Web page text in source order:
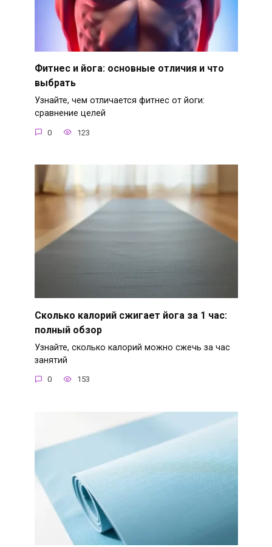
Фитнес и йога: основные отличия и что
выбрать
Узнайте, чем отличается фитнес от йоги:
сравнение целей
0 123
Сколько калорий сжигает йога за 1 час:
полный обзор
Узнайте, сколько калорий можно сжечь за час
занятий
0 153